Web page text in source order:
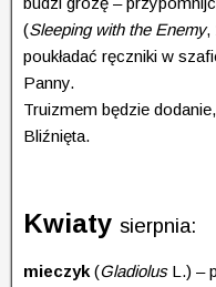
(Sleeping with the Enemy,
poukładać ręczniki w
Panny.
Truizmem będzie
Bliźnięta.
Kwiaty sierpnia:
mieczyk (GladiolusL.) –